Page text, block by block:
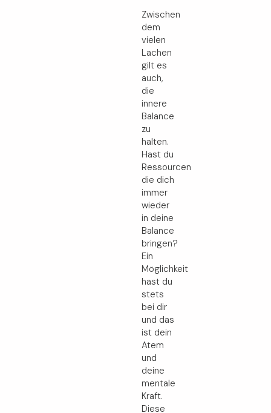
Zwischen
dem
vielen
Lachen
gilt es
auch,
die
innere
Balance
zu
halten.
Hast du
Ressourcen
die dich
immer
wieder
in deine
Balance
bringen?
Ein
Möglichkeit
hast du
stets
bei dir
und das
ist dein
Atem
und
deine
mentale
Kraft.
Diese